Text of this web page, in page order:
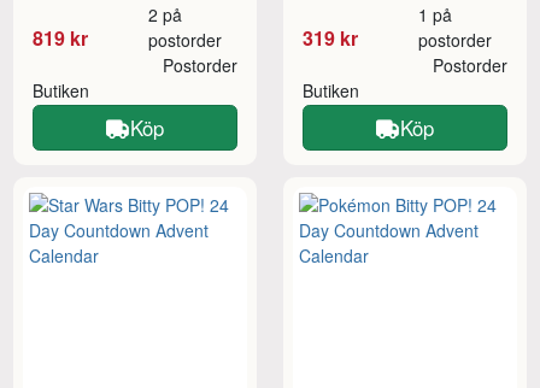
819 kr
2 på
postorder
Butiken
Postorder
Köp
319 kr
1 på
postorder
Butiken
Postorder
Köp